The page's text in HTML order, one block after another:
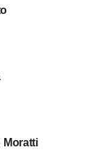
Moratti